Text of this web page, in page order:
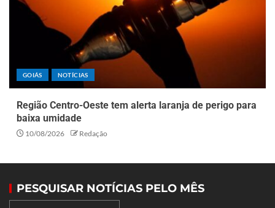
GOIÁS NOTÍCIAS
Região Centro-Oeste tem alerta laranja de perigo para
baixa umidade
10/08/2026 Redação
PESQUISAR NOTÍCIAS PELO MÊS